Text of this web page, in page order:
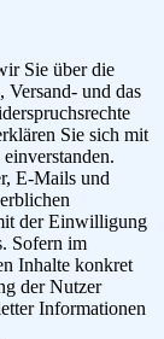
Sie über die
Versand- und das
Sie sich mit
E-Mails und
der Einwilligung
Sofern im
Inhalte konkret
der Nutzer
Informationen